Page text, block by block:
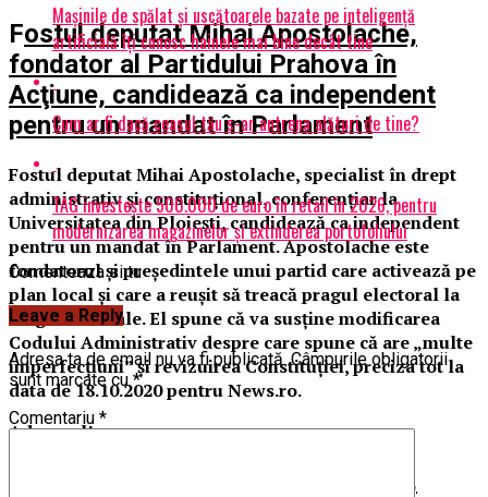
Fostul deputat Mihai Apostolache,
fondator al Partidului Prahova în
Acţiune, candidează ca independent
pentru un mandat în Parlament
Fostul deputat Mihai Apostolache, specialist în drept
administrativ şi constituţional, conferenţiar la
Universitatea din Ploieşti, candidează ca independent
pentru un mandat în Parlament. Apostolache este
fondatorul şi preşedintele unui partid care activează pe
plan local şi care a reuşit să treacă pragul electoral la
alegerile locale. El spune că va susţine modificarea
Codului Administrativ despre care spune că are „multe
imperfecţiuni” şi revizuirea Constituţiei, preciza tot la
data de 18.10.2020 pentru News.ro.
Adevarul!
ostul deputat Mihai Apostolache,
Mașinile de spălat și uscătoarele bazate pe inteligență
artificială îți cunosc hainele mai bine decât tine
Cum ar fi dacă ceasul tău s-ar antrena alături de tine?
TAG investește 500.000 de euro în retail în 2026, pentru
modernizarea magazinelor și extinderea portofoliului
Comenteaza si tu
Leave a Reply
Adresa ta de email nu va fi publicată. Câmpurile obligatorii
sunt marcate cu*
Comentariu *